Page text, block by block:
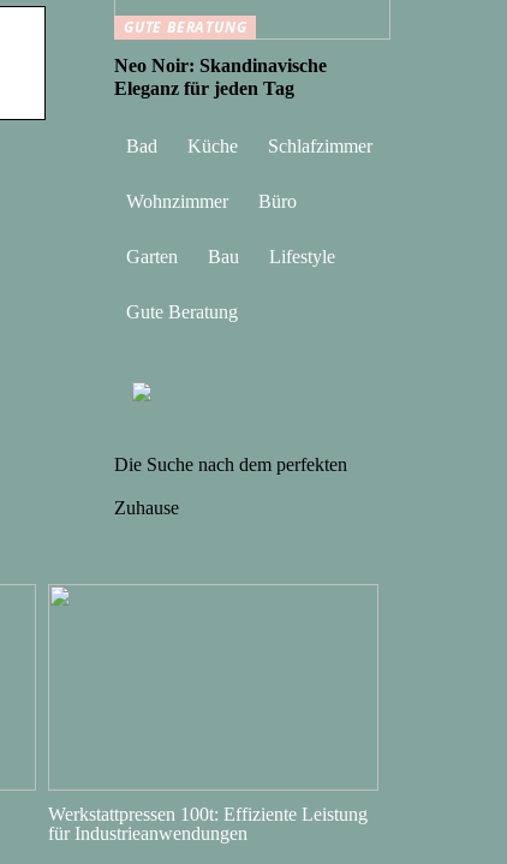
GUTE BERATUNG
Neo Noir: Skandinavische
Eleganz für jeden Tag
Bad Küche Schlafzimmer
Wohnzimmer Büro
Garten Bau Lifestyle
Gute Beratung
Die Suche nach dem perfekten
Zuhause
Werkstattpressen 100t: Effiziente Leistung
für Industrieanwendungen